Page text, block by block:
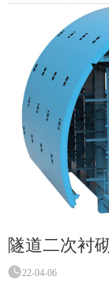
隧道二次衬
22-04-06